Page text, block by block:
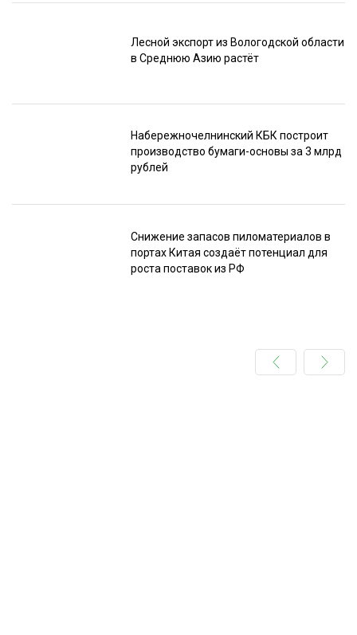
Лесной экспорт из Вологодской области
в Среднюю Азию растёт
Набережночелнинский КБК построит
производство бумаги-основы за 3 млрд
рублей
Снижение запасов пиломатериалов в
портах Китая создаёт потенциал для
роста поставок из РФ